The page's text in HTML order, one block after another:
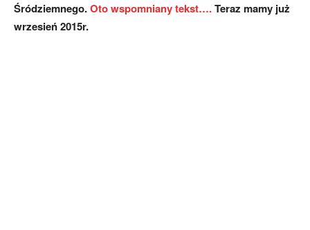
Śródziemnego.Oto wspomniany tekst….Teraz mamy już
wrzesień 2015r.